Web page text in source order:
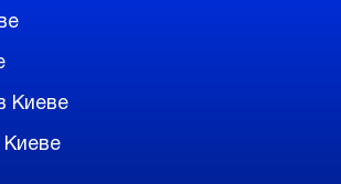
Киеве
Киеве